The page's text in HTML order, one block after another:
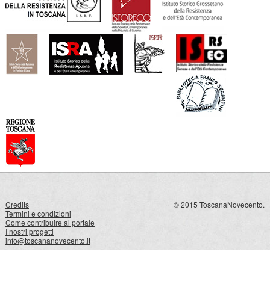
Credits
Termini e condizioni
Come contribuire al portale
I nostri progetti
info@toscananovecento.it
© 2015 ToscanaNovecento.